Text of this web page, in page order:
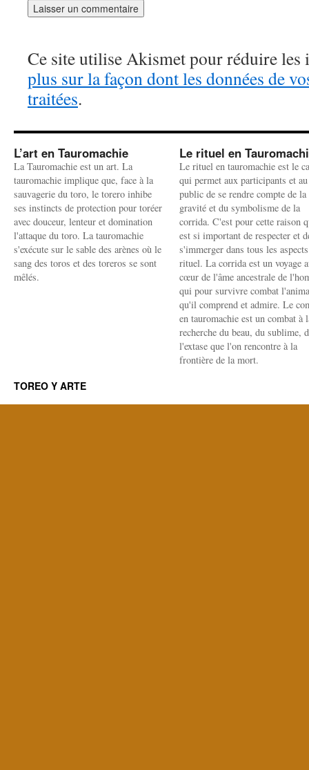
Ce site utilise Akismet pour réduire les
plus sur la façon dont les données de
traitées.
L’art en Tauromachie
La Tauromachie est un art. La
tauromachie implique que, face à la
sauvagerie du toro, le torero inhibe
ses instincts de protection pour toréer
avec douceur, lenteur et domination
l'attaque du toro. La tauromachie
s'exécute sur le sable des arènes où le
sang des toros et des toreros se sont
mêlés.
Le rituel en
Le rituel en tauromachie est le
qui permet aux participants et au
public de se rendre compte de la
gravité et du symbolisme de la
corrida. C'est pour cette raison
est si important de respecter et
s'immerger dans tous les
rituel. La corrida est un voyage
cœur de l'âme ancestrale de
qui pour survivre combat
qu'il comprend et admire. Le
en tauromachie est un combat à
recherche du beau, du sublime,
l'extase que l'on rencontre à la
frontière de la mort.
TOREO Y ARTE